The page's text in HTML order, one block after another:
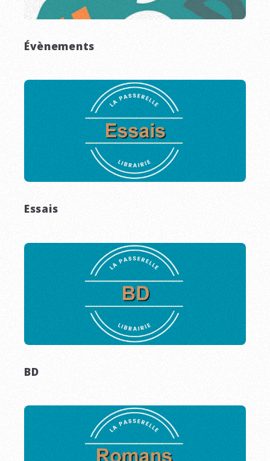
Évènements
Essais
BD